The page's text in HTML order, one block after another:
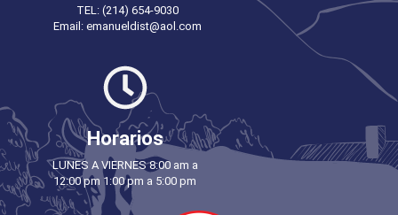
TEL: (214) 654-9030
Email: emanueldist@aol.com
Horarios
LUNES A VIERNES 8:00 am a
12:00 pm 1:00 pm a 5:00 pm